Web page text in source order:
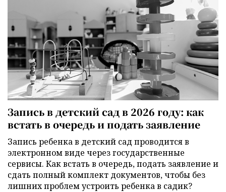
Запись в детский сад в 2026 году: как
встать в очередь и подать заявление
Запись ребенка в детский сад проводится в
электронном виде через государственные
сервисы. Как встать в очередь, подать заявление и
сдать полный комплект документов, чтобы без
лишних проблем устроить ребенка в садик?